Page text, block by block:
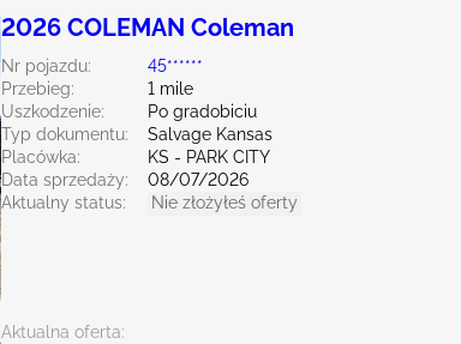
2026 COLEMAN Coleman
Nr pojazdu:
45******
Przebieg:
1 mile
Uszkodzenie:
Po gradobiciu
Typ dokumentu:
Salvage Kansas
Placówka:
KS - PARK CITY
Data sprzedaży:
08/07/2026
Aktualny status:
Nie złożyłeś oferty
Aktualna oferta: